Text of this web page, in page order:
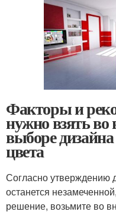
Факторы и
нужно взять
выборе
цвета
Согласно утверждению
останется
решение, возьмите во